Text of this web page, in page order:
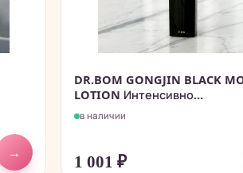
→
DR.BOM GONGJIN BLACK
LOTION Интенсивно...
в наличии
1 001₽